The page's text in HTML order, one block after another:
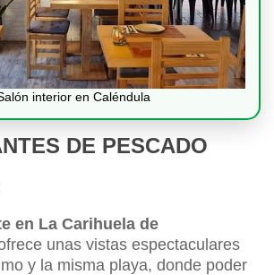
interior en Caléndula
DE PESCADO
en La Carihuela de
unas vistas espectaculares
y la misma playa, donde poder